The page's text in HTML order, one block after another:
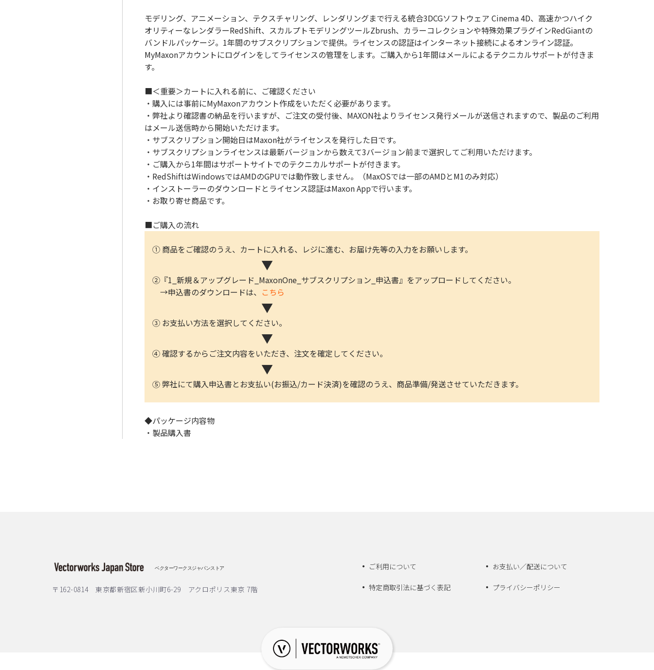
モデリング、アニメーション、テクスチャリング、レンダリングまで行える統合3DCGソフトウェア Cinema 4D、高速かつハイク
オリティーなレンダラーRedShift、スカルプトモデリングツールZbrush、カラーコレクションや特殊効果プラグインRedGiantの
バンドルパッケージ。1年間のサブスクリプションで提供。ライセンスの認証はインターネット接続によるオンライン認証。
MyMaxonアカウントにログインをしてライセンスの管理をします。ご購入から1年間はメールによるテクニカルサポートが付きま
す。
■＜重要＞カートに入れる前に、ご確認ください
・購入には事前にMyMaxonアカウント作成をいただく必要があります。
・弊社より確認書の納品を行いますが、ご注文の受付後、MAXON社よりライセンス発行メールが送信されますので、製品のご利用
はメール送信時から開始いただけます。
・サブスクリプション開始日はMaxon社がライセンスを発行した日です。
・サブスクリプションライセンスは最新バージョンから数えて3バージョン前まで選択してご利用いただけます。
・ご購入から1年間はサポートサイトでのテクニカルサポートが付きます。
・RedShiftはWindowsではAMDのGPUでは動作致しません。（MaxOSでは一部のAMDとM1のみ対応）
・インストーラーのダウンロードとライセンス認証はMaxon Appで行います。
・お取り寄せ商品です。
■ご購入の流れ
① 商品をご確認のうえ、カートに入れる、レジに進む、お届け先等の入力をお願いします。
▼
②『1_新規＆アップグレード_MaxonOne_サブスクリプション_申込書』をアップロードしてください。
→申込書のダウンロードは、 こちら
▼
③ お支払い方法を選択してください。
▼
④ 確認するからご注文内容をいただき、注文を確定してください。
▼
⑤ 弊社にて購入申込書とお支払い(お振込/カード決済)を確認のうえ、商品準備/発送させていただきます。
◆パッケージ内容物
・製品購入書
ベクターワークスジャパンストア
〒162-0814 東京都新宿区新小川町6-29 アクロポリス東京 7階
ご利用について お支払い／配送について
特定商取引法に基づく表記 プライバシーポリシー